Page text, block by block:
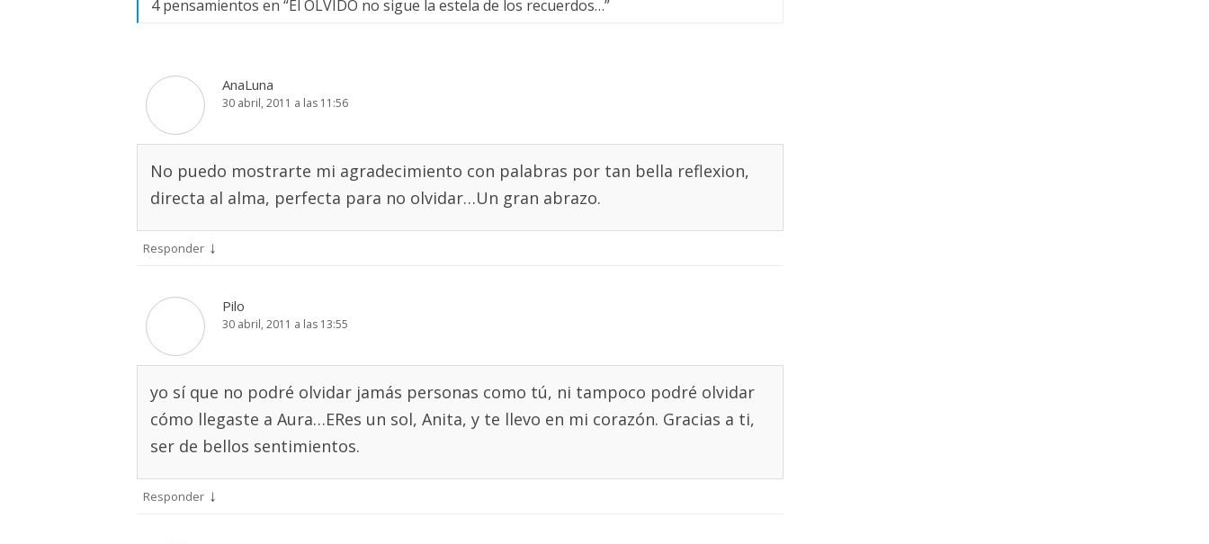
4 pensamientos en “El OLVIDO no sigue la estela de los recuerdos…”
AnaLuna
30 abril, 2011 a las 11:56
No puedo mostrarte mi agradecimiento con palabras por tan bella reflexion,
directa al alma, perfecta para no olvidar…Un gran abrazo.
Responder ↓
Pilo
30 abril, 2011 a las 13:55
yo sí que no podré olvidar jamás personas como tú, ni tampoco podré olvidar
cómo llegaste a Aura…ERes un sol, Anita, y te llevo en mi corazón. Gracias a ti,
ser de bellos sentimientos.
Responder ↓